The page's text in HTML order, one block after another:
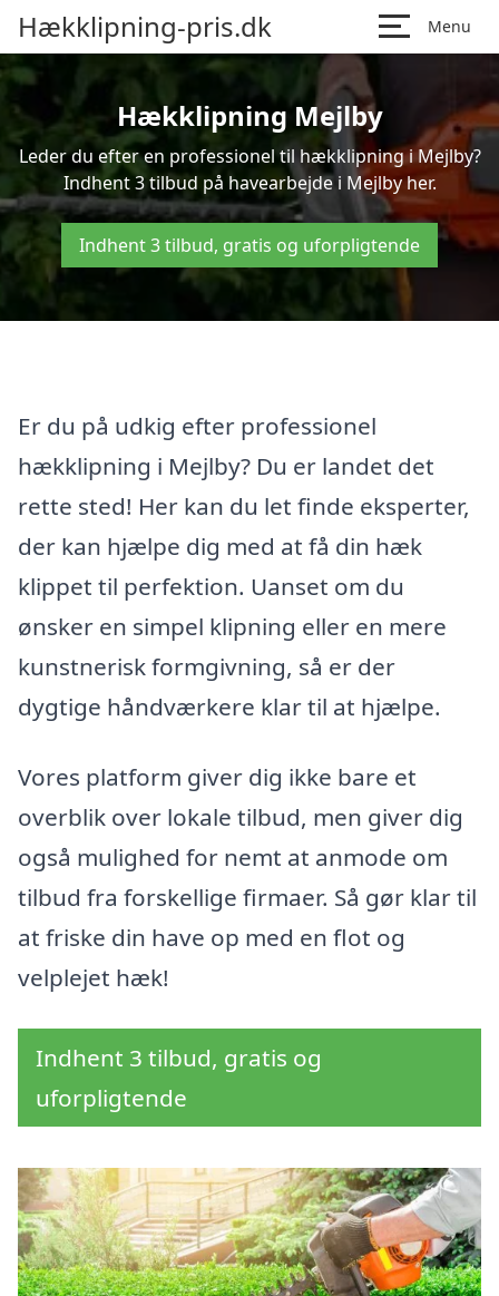
Hækklipning-pris.dk Menu
Hækklipning Mejlby
Leder du efter en professionel til hækklipning i Mejlby?
Indhent 3 tilbud på havearbejde i Mejlby her.
Indhent 3 tilbud, gratis og uforpligtende
Er du på udkig efter professionel
hækklipning i Mejlby? Du er landet det
rette sted! Her kan du let finde eksperter,
der kan hjælpe dig med at få din hæk
klippet til perfektion. Uanset om du
ønsker en simpel klipning eller en mere
kunstnerisk formgivning, så er der
dygtige håndværkere klar til at hjælpe.
Vores platform giver dig ikke bare et
overblik over lokale tilbud, men giver dig
også mulighed for nemt at anmode om
tilbud fra forskellige firmaer. Så gør klar til
at friske din have op med en flot og
velplejet hæk!
Indhent 3 tilbud, gratis og
uforpligtende